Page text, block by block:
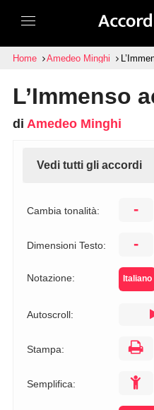
Home Amedeo Minghi
L’Immenso
di Amedeo Minghi
Vedi tutti gli accordi
Cambia tonalità: -
Dimensioni Testo: -
Notazione: Italiano
Autoscroll:
Stampa:
Semplifica: